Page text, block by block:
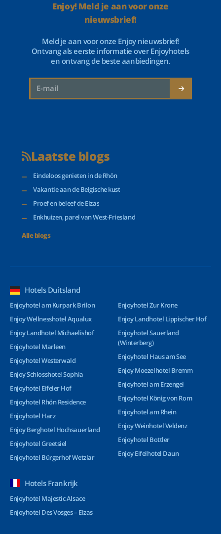
Enjoy! Meld je aan voor onze
nieuwsbrief!
Meld je aan voor onze Enjoy nieuwsbrief!
Ontvang als eerste informatie over Enjoyhotels
en ontvang de beste aanbiedingen.
Laatste blogs
Eindeloos genieten in de Rhön
Vakantie aan de Belgische kust
Proef en beleef de Elzas
Enkhuizen, parel van West-Friesland
Alle blogs
Hotels Duitsland
Enjoyhotel am Kurpark Brilon
Enjoy Wellnesshotel Aqualux
Enjoy Landhotel Michaelishof
Enjoyhotel Marleen
Enjoyhotel Westerwald
Enjoy Schlosshotel Sophia
Enjoyhotel Eifeler Hof
Enjoyhotel Rhön Residence
Enjoyhotel Harz
Enjoy Berghotel Hochsauerland
Enjoyhotel Greetsiel
Enjoyhotel Bürgerhof Wetzlar
Enjoyhotel Zur Krone
Enjoy Landhotel Lippischer Hof
Enjoyhotel Sauerland
(Winterberg)
Enjoyhotel Haus am See
Enjoy Moezelhotel Bremm
Enjoyhotel am Erzengel
Enjoyhotel König von Rom
Enjoyhotel am Rhein
Enjoy Weinhotel Veldenz
Enjoyhotel Bottler
Enjoy Eifelhotel Daun
Hotels Frankrijk
Enjoyhotel Majestic Alsace
Enjoyhotel Des Vosges – Elzas